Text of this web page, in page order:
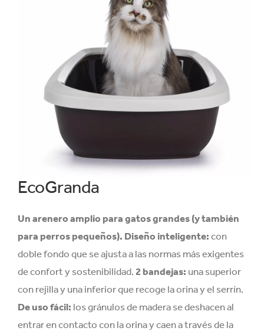
EcoGranda
Un arenero amplio para gatos grandes (y también
para perros pequeños). Diseño inteligente: con
doble fondo que se ajusta a las normas más exigentes
de confort y sostenibilidad. 2 bandejas: una superior
con rejilla y una inferior que recoge la orina y el serrín.
De uso fácil: los gránulos de madera se deshacen al
entrar en contacto con la orina y caen a través de la